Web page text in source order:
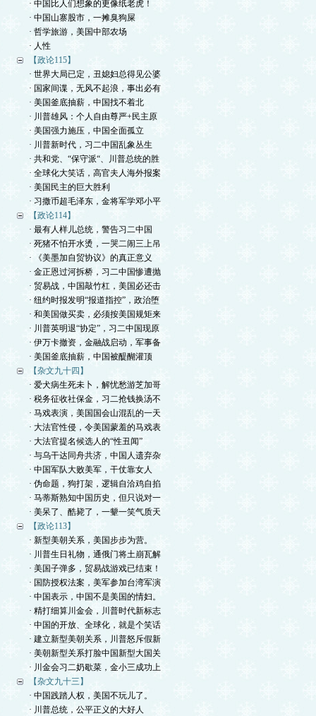
· 中国比人们想象的更像纸老虎！
· 中国山寨股市，一摊臭狗屎
· 哲学旅游，美国中部农场
· 人性
【政论115】
· 世界大局已定，丑媳妇总得见公婆
· 国家间谍，无风不起浪，事出必有
· 美国釜底抽薪，中国找不着北
· 川普雄风：个人自由尊严+民主原
· 美国强力施压，中国全面孤立
· 川普新时代，习二中国乱象丛生
· 共和党、“保守派“、川普总统的胜
· 全球化大笑话，高官夫人海外报案
· 美国民主的巨大胜利
· 习撒币超毛泽东，金将军学邓小平
【政论114】
· 最有人样儿总统，警告习二中国
· 死猪不怕开水烫，一哭二闹三上吊
· 《美墨加自贸协议》的真正意义
· 金正恩过河拆桥，习二中国惨遭抛
· 贸易战，中国敲竹杠，美国必还击
· 纽约时报发明“报道指控”，政治堕
· 和美国做买卖，必须按美国规矩来
· 川普英明退“协定”，习二中国现原
· 伊万卡撤资，金融战启动，军事备
· 美国釜底抽薪，中国被醍醐灌顶
【杂文九十四】
· 爱犬病生死未卜，解忧愁游芝加哥
· 税务征收社保金，习二抢钱换汤不
· 马戏表演，美国国会山混乱的一天
· 大法官性侵，令美国蒙羞的马戏表
· 大法官提名候选人的“性丑闻”
· 与乌干达同舟共济，中国人遗弃杂
· 中国军队大败美军，干仗靠女人
· 伪命题，狗打架，逻辑自洽鸡自掐
· 马蒂斯熟知中国历史，但只说对一
· 美呆了、酷毙了，一颦一笑气质天
【政论113】
· 新型美朝关系，美国步步为营。
· 川普生日礼物，通俄门将土崩瓦解
· 美国子弹多，贸易战游戏已结束！
· 国防授权法案，美军参加台湾军演
· 中国表示，中国不是美国的情妇。
· 精打细算川金会，川普时代新标志
· 中国的开放、全球化，就是个笑话
· 建立新型美朝关系，川普怒斥假新
· 美朝新型关系打脸中国新型大国关
· 川金会习二奶歇菜，金小三成功上
【杂文九十三】
· 中国践踏人权，美国不玩儿了。
· 川普总统，公平正义的大好人